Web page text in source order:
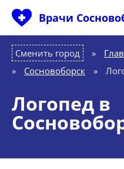
Врачи
Сменить город
»
Сосновоборск »
Логопед в